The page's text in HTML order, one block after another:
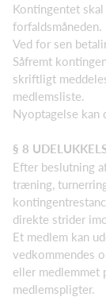
Kontingentet
forfaldsmåneden.
Ved for sen
Såfremt
skriftligt
medlemsliste.
Nyoptagelse kan
§ 8
Efter beslutning
træning,
direkte strider
Et medlem kan
vedkommendes
eller medlemmet
medlemspligter.